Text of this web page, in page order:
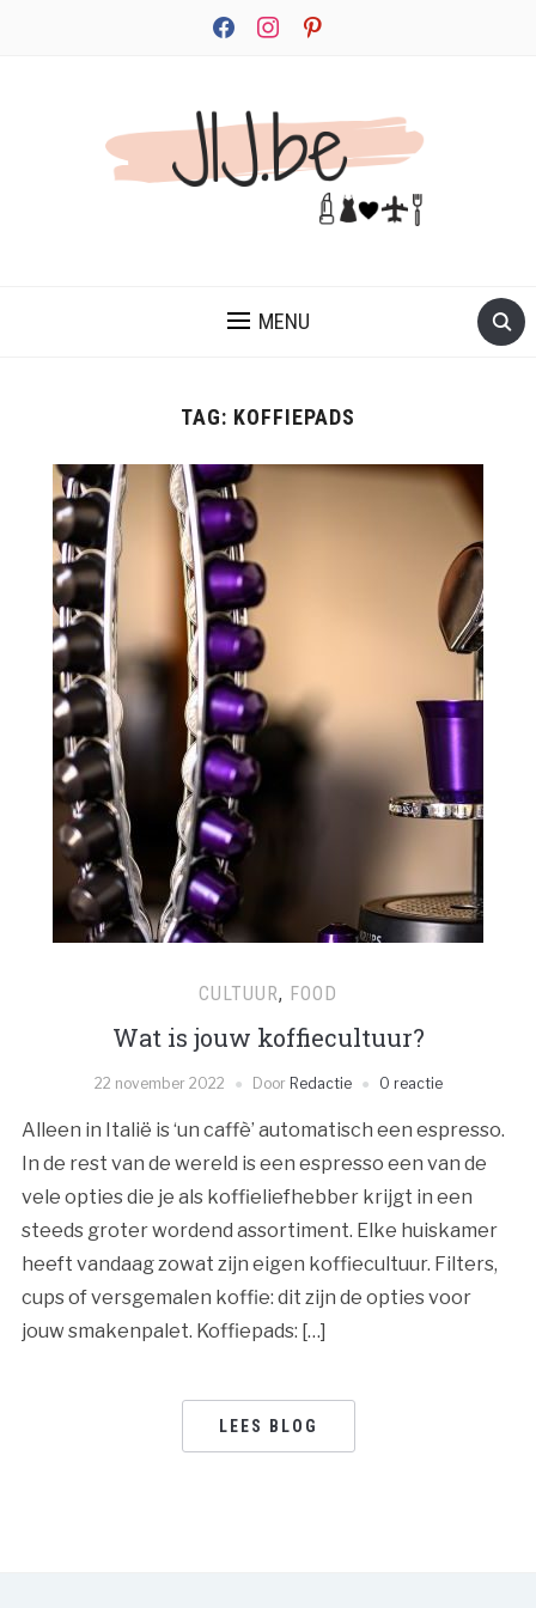
facebookinstagrampinterest
MENU
TAG: KOFFIEPADS
CULTUUR, FOOD
Wat is jouw koffiecultuur?
22 november 2022 Door Redactie 0 reactie
Alleen in Italië is ‘un caffè’ automatisch een espresso.
In de rest van de wereld is een espresso een van de
vele opties die je als koffieliefhebber krijgt in een
steeds groter wordend assortiment. Elke huiskamer
heeft vandaag zowat zijn eigen koffiecultuur. Filters,
cups of versgemalen koffie: dit zijn de opties voor
jouw smakenpalet. Koffiepads: […]
LEES BLOG